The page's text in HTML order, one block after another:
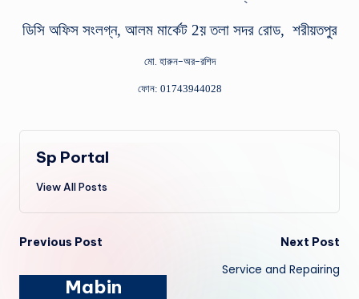
ডিসি অফিস সংলগ্ন, আলম মার্কেট 2য় তলা সদর রোড, শরীয়তপুর
মো. হারুন-অর-রশিদ
ফোন: 01743944028
Sp Portal
View All Posts
Post
navigation
Previous Post
Mabin
Next Post
Service and Repairing